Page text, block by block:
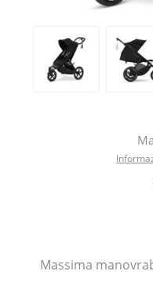
Massima